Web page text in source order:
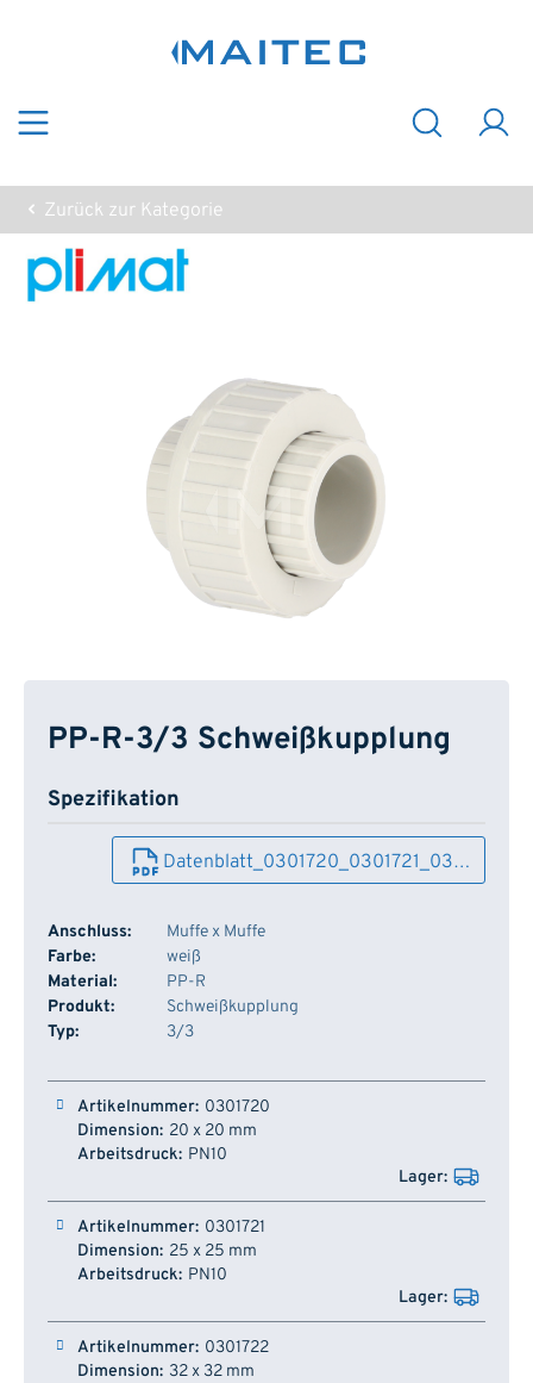
Zurück zur Kategorie
PP-R-3/3 Schweißkupplung
Spezifikation
Datenblatt_0301720_0301721_03…
Anschluss:
Muffe x Muffe
Farbe:
weiß
Material:
PP-R
Produkt:
Schweißkupplung
Typ:
3/3
Artikelnummer Dimension
0301720
20 x 20 mm
PN10
0301721
25 x 25 mm
PN10
0301722
32 x 32 mm